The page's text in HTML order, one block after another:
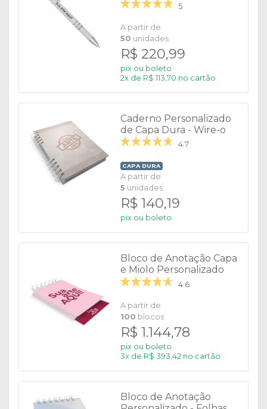
5
A partir de
50 unidades
R$ 220,99
pix ou boleto
2x de R$ 113,70 no cartão
Caderno Personalizado
de Capa Dura - Wire-o
Max
4.7
CAPA DURA
A partir de
5 unidades
R$ 140,19
pix ou boleto
Bloco de Anotação Capa
e Miolo Personalizado
4.6
A partir de
100 blocos
R$ 1.144,78
pix ou boleto
3x de R$ 393,42 no cartão
Bloco de Anotação